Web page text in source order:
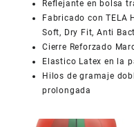
Reflejante en bolsa
Fabricado con TELA
Soft, Dry Fit, Anti
Cierre Reforzado
Elastico Latex en la
Hilos de gramaje
prolongada